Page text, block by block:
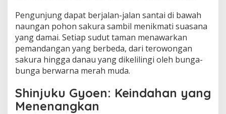
Pengunjung dapat berjalan-jalan santai di bawah
naungan pohon sakura sambil menikmati suasana
yang damai. Setiap sudut taman menawarkan
pemandangan yang berbeda, dari terowongan
sakura hingga danau yang dikelilingi oleh bunga-
bunga berwarna merah muda.
Shinjuku Gyoen: Keindahan yang
Menenangkan